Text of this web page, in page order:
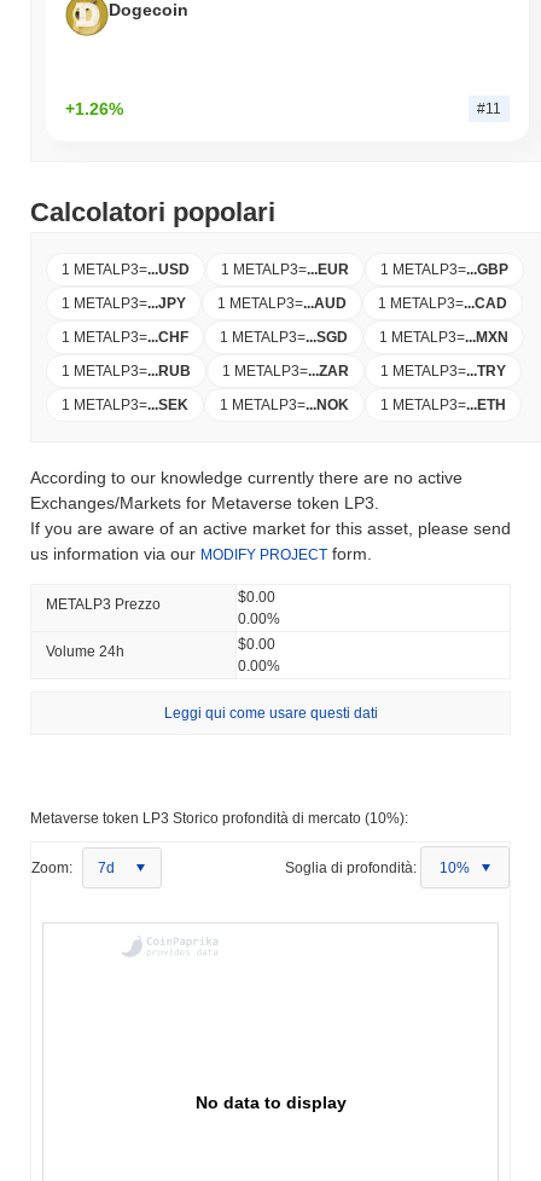
Dogecoin
+1.26% #11
Calcolatori popolari
1 METALP3=...USD 1 METALP3=...EUR 1 METALP3=...GBP
1 METALP3=...JPY 1 METALP3=...AUD 1 METALP3=...CAD
1 METALP3=...CHF 1 METALP3=...SGD 1 METALP3=...MXN
1 METALP3=...RUB 1 METALP3=...ZAR 1 METALP3=...TRY
1 METALP3=...SEK 1 METALP3=...NOK 1 METALP3=...ETH
According to our knowledge currently there are no active
Exchanges/Markets for Metaverse token LP3.
If you are aware of an active market for this asset, please send
us information via our MODIFY PROJECT form.
METALP3 Prezzo
$0.00
0.00%
Volume 24h
$0.00
0.00%
Leggi qui come usare questi dati
Metaverse token LP3 Storico profondità di mercato (10%):
Zoom: 7d Soglia di profondità: 10%
No data to display